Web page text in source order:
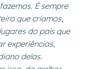
É sempre
que criamos,
do país que
experiências,
delas.